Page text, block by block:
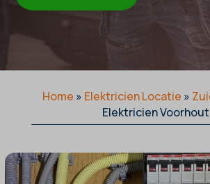
Home » Elektricien Locatie »
Elektricien Voorhout